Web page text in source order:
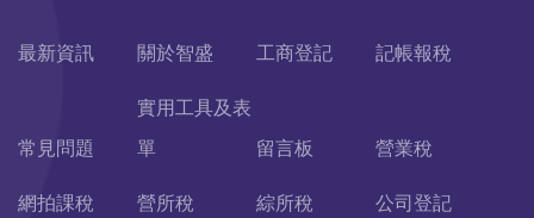
最新資訊 關於智盛 工商登記 記帳報稅
常見問題
實用工具及表
單
留言板 營業稅
網拍課稅 營所稅 綜所稅 公司登記